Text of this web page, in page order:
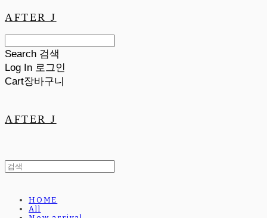
AFTER J
Search 검색
Log In 로그인
Cart장바구니
AFTER J
HOME
All